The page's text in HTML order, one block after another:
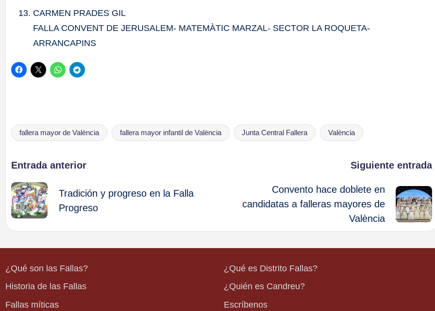
CARMEN PRADES GIL
FALLA CONVENT DE JERUSALEM- MATEMÀTIC MARZAL- SECTOR LA ROQUETA-
ARRANCAPINS
Etiquetas:
fallera mayor de València fallera mayor infantil de València Junta Central Fallera València
Navegación
de
entradas
Entrada anterior
Tradición y progreso en la Falla
Progreso
Siguiente entrada
Convento hace doblete en
candidatas a falleras mayores de
València
¿Qué son las Fallas?
Historia de las Fallas
Fallas míticas
¿Qué es Distrito Fallas?
¿Quién es Candreu?
Escríbenos